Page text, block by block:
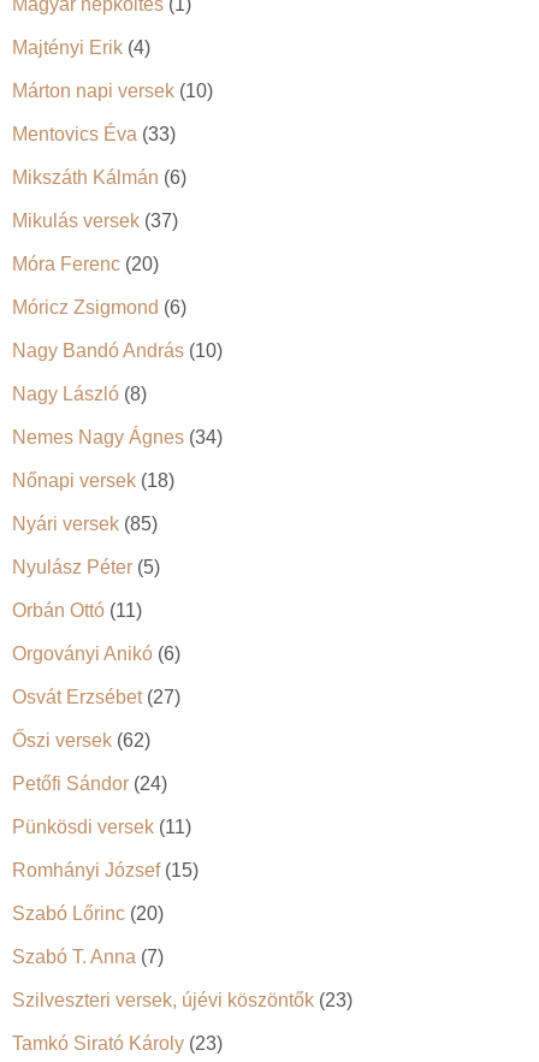
Majtényi Erik (4)
Márton napi versek (10)
Mentovics Éva (33)
Mikszáth Kálmán (6)
Mikulás versek (37)
Móra Ferenc (20)
Móricz Zsigmond (6)
Nagy Bandó András (10)
Nagy László (8)
Nemes Nagy Ágnes (34)
Nőnapi versek (18)
Nyári versek (85)
Nyulász Péter (5)
Orbán Ottó (11)
Orgoványi Anikó (6)
Osvát Erzsébet(27)
Őszi versek (62)
Petőfi Sándor (24)
Pünkösdi versek (11)
Romhányi József(15)
Szabó Lőrinc (20)
Szabó T. Anna (7)
Szilveszteri versek, újévi köszöntők (23)
Tamkó Sirató Károly (23)